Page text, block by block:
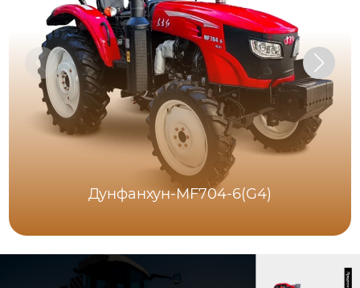
Дунфанхун-MF704-6(G4)